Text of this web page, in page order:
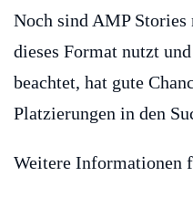
Noch sind AMP
dieses Format nutzt
beachtet, hat gute
Platzierungen in den
Weitere Informationen